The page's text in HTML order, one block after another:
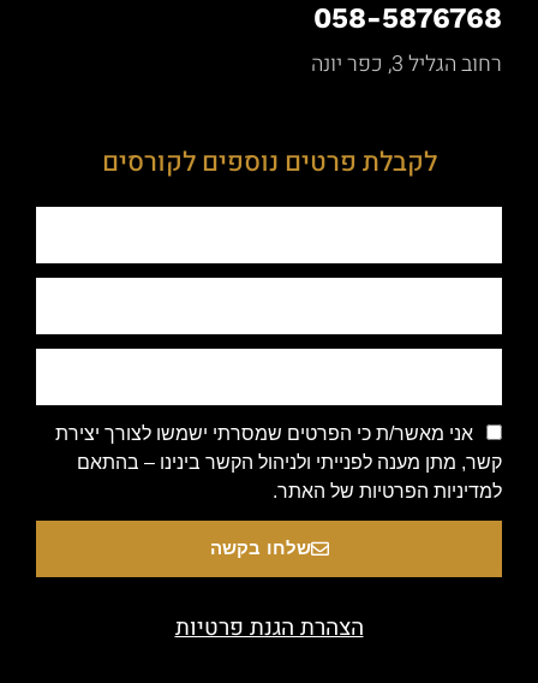
058-5876768
רחוב הגליל 3, כפר יונה
לקבלת פרטים נוספים לקורסים
אני מאשר/ת כי הפרטים שמסרתי ישמשו לצורך יצירת
קשר, מתן מענה לפנייתי ולניהול הקשר בינינו – בהתאם
למדיניות הפרטיות של האתר.
שלחו בקשה
הצהרת הגנת פרטיות